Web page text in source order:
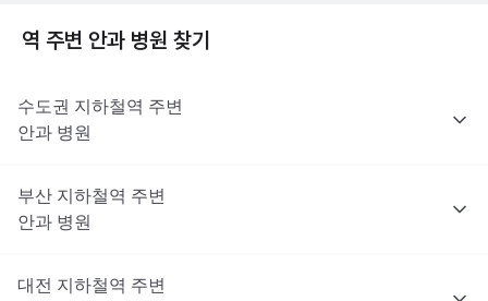
역 주변 안과 병원 찾기
수도권 지하철역 주변
안과 병원
부산 지하철역 주변
안과 병원
대전 지하철역 주변